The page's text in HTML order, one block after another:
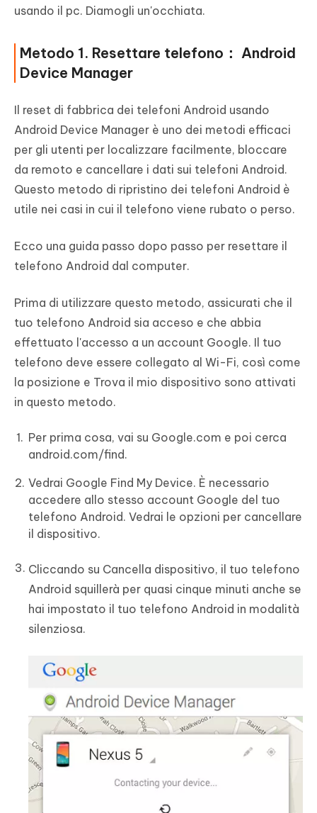
usando il pc. Diamogli un'occhiata.
Metodo 1. Resettare telefono： Android
Device Manager
Il reset di fabbrica dei telefoni Android usando
Android Device Manager è uno dei metodi efficaci
per gli utenti per localizzare facilmente, bloccare
da remoto e cancellare i dati sui telefoni Android.
Questo metodo di ripristino dei telefoni Android è
utile nei casi in cui il telefono viene rubato o perso.
Ecco una guida passo dopo passo per resettare il
telefono Android dal computer.
Prima di utilizzare questo metodo, assicurati che il
tuo telefono Android sia acceso e che abbia
effettuato l'accesso a un account Google. Il tuo
telefono deve essere collegato al Wi-Fi, così come
la posizione e Trova il mio dispositivo sono attivati
in questo metodo.
Per prima cosa, vai su Google.com e poi cerca
android.com/find.
Vedrai Google Find My Device. È necessario
accedere allo stesso account Google del tuo
telefono Android. Vedrai le opzioni per cancellare
il dispositivo.
Cliccando su Cancella dispositivo, il tuo telefono
Android squillerà per quasi cinque minuti anche se
hai impostato il tuo telefono Android in modalità
silenziosa.